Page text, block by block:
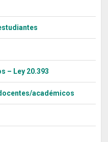
– Ley 20.393
académicos